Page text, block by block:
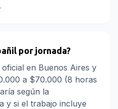
por jornada?
en Buenos Aires y
a $70.000 (8 horas
según la
y si el trabajo incluye